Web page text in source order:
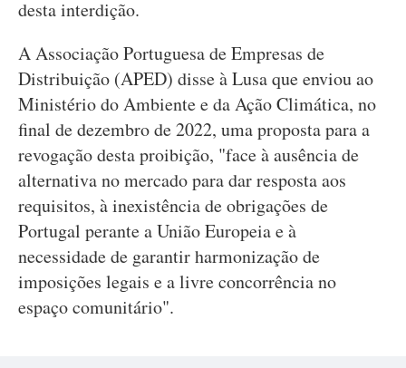
desta interdição.
A Associação Portuguesa de Empresas de
Distribuição (APED) disse à Lusa que enviou ao
Ministério do Ambiente e da Ação Climática, no
final de dezembro de 2022, uma proposta para a
revogação desta proibição, "face à ausência de
alternativa no mercado para dar resposta aos
requisitos, à inexistência de obrigações de
Portugal perante a União Europeia e à
necessidade de garantir harmonização de
imposições legais e a livre concorrência no
espaço comunitário".